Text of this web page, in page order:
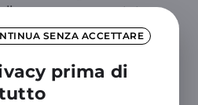
SENZA ACCETTARE
prima di
un nuovo contatore.
per attivare la luce?
variare in base alla